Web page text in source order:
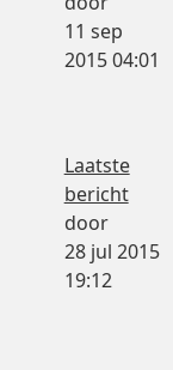
11 sep
2015 04:01
Laatste
bericht
door
28 jul 2015
19:12